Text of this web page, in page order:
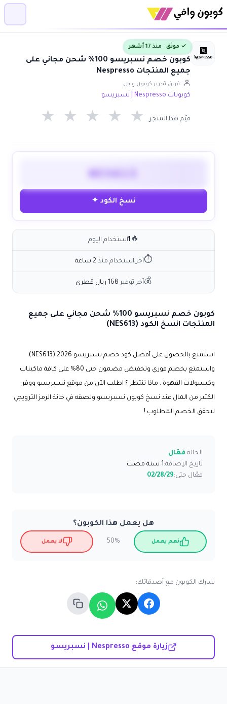
✓ موثق · منذ 17 أشهر
كوبون خصم نسبريسو 100% شحن مجاني على
جميع المنتجات Nespresso
فريق تحرير كوبون وافي
كوبونات Nespresso | نسبريسو
قيّم هذا المتجر: ★ ★ ★ ★ ★
نسخ الكود ✦
🔥
1استخدام اليوم
⏱آخر استخدام منذ 2 ساعة
💰آخر توفير 168 ريال قطري
كوبون خصم نسبريسو 100% شحن مجاني على جميع
المنتجات انسخ الكود (NES613)
استمتع بالحصول على أفضل كود خصم نسبريسو 2026 ( NES613
)
واستمتع بخصم فوري وتخفيض مضمون حتى 80% على كافة ماكينات
وكبسولات القهوة . ماذا تنتظر ؟ اطلب الآن من موقع نسبريسو ووفر
الكثير من المال عند نسخ كوبون نسبريسو ولصقه في خانة الرمز الترويجي
لتحقق الخصم المطلوب !
الحالة:فعّال
تاريخ الإضافة:1 سنة مضت
فعّال حتى:02/28/29
هل يعمل هذا الكوبون؟
نعم يعمل 50% لا يعمل
شارك الكوبون مع أصدقائك:
زيارة موقع Nespresso | نسبريسو